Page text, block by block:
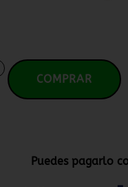
COMPRAR
Puedes pagarlo